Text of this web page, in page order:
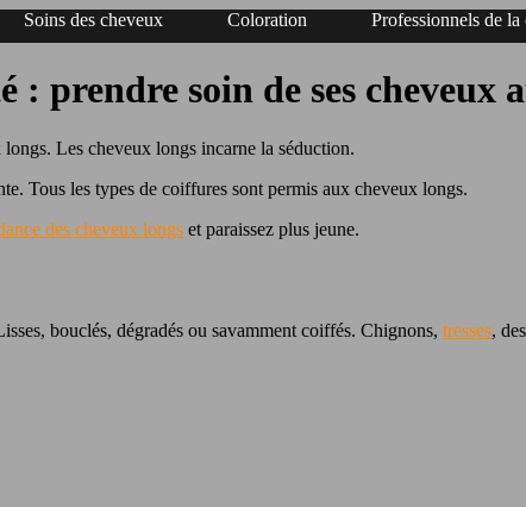
Soins des cheveux Coloration Professionnels de
: prendre soin de ses cheveux
Les cheveux longs incarne la séduction.
Tous les types de coiffures sont permis aux cheveux longs.
des cheveux longs et paraissez plus jeune.
bouclés, dégradés ou savamment coiffés. Chignons, tresses, des